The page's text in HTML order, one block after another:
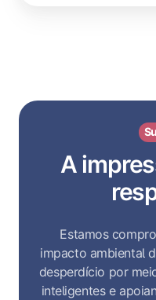
A
Estamos
impacto ambiental
desperdício por
inteligentes e